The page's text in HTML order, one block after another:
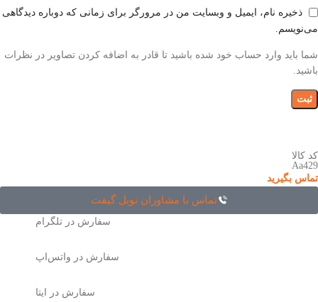
ذخیره نام، ایمیل و وبسایت من در مرورگر برای زمانی که دوباره دیدگاهی
می‌نویسم.
شما باید وارد حساب خود شده باشید تا قادر به اضافه کردن تصاویر در نظرات
باشید.
کد کالا
Aa429
تماس بگیرید
تماس با مشاوران نوبل گیفت
سفارش در تلگرام
سفارش در واتس‌اپ
سفارش در ایتا